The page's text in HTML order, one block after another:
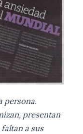
persona.
presentan
a sus